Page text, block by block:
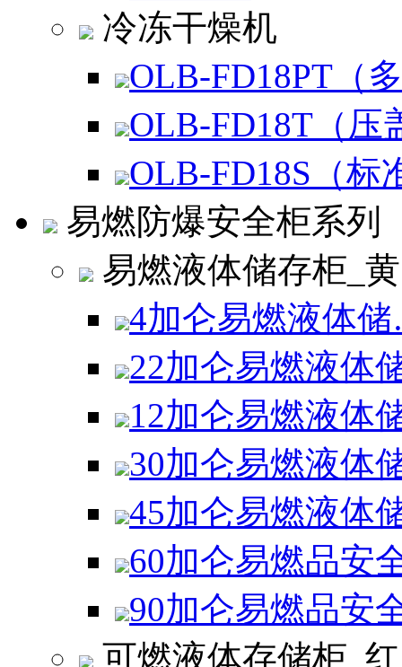
冷冻干燥机
OLB-FD18PT（
OLB-FD18T（
OLB-FD18S（
易燃防爆安全柜系列
易燃液体储存柜_黄
4加仑易燃液体
22加仑易燃液体
12加仑易燃液体
30加仑易燃液体
45加仑易燃液体
60加仑易燃品安
90加仑易燃品安
可燃液体存储柜_红